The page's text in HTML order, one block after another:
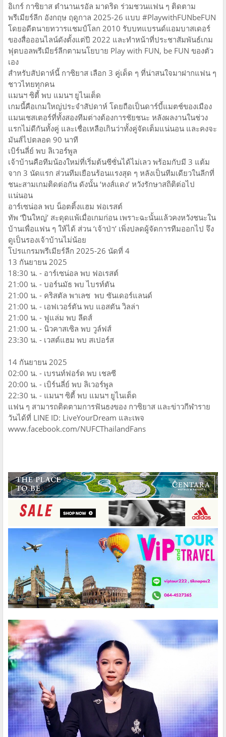
อิเกร์ กาซิยาส ตำนานเรอัล มาดริด ร่วมชวนแฟน ๆ ติดตาม
พรีเมียร์ลีก อังกฤษ ฤดูกาล 2025-26 แบบ #PlaywithFUNbeFUN
โดยอดีตนายทวารแชมป์โลก 2010 รับบทแบรนด์แอมบาสเดอร์
ของสื่อออนไลน์ดังตั้งแต่ปี 2022 และทำหน้าที่ประชาสัมพันธ์เกม
ฟุตบอลพรีเมียร์ลีกตามนโยบาย Play with FUN, be FUN ของตัว
เอง
สำหรับสัปดาห์นี้ กาซิยาส เลือก 3 คู่เด็ด ๆ ที่น่าสนใจมาฝากแฟน ๆ
ชาวไทยทุกคน
แมนฯ ซิตี้ พบ แมนฯ ยูไนเต็ด
เกมนี้คือเกมใหญ่ประจำสัปดาห์ โดยถือเป็นดาร์บี้แมตช์ของเมือง
แมนเชสเตอร์ที่ทั้งสองทีมต่างต้องการชัยชนะ หลังผลงานในช่วง
แรกไม่ดีกันทั้งคู่ และเชื่อเหลือเกินว่าทั้งคู่จัดเต็มแน่นอน และคงจะ
มันส์ไปตลอด 90 นาที
เบิร์นลี่ย์ พบ ลิเวอร์พูล
เจ้าบ้านคือทีมน้องใหม่ที่เริ่มต้นซีซั่นได้ไม่เลว พร้อมกับมี 3 แต้ม
จาก 3 นัดแรก ส่วนทีมเยือนร้อนแรงสุด ๆ หลังเป็นทีมเดียวในลีกที่
ชนะสามเกมติดต่อกัน ดังนั้น ‘หงส์แดง’ หวังรักษาสถิติต่อไป
แน่นอน
อาร์เซน่อล พบ น็อตติ้งแฮม ฟอเรสต์
ทัพ ‘ปืนใหญ่’ สะดุดแพ้เมื่อเกมก่อน เพราะฉะนั้นแล้วคงหวังชนะใน
บ้านเพื่อแฟน ๆ ให้ได้ ส่วน ‘เจ้าป่า’ เพิ่งปลดผู้จัดการทีมออกไป จึง
ดูเป็นรองเจ้าบ้านไม่น้อย
โปรแกรมพรีเมียร์ลีก 2025-26 นัดที่ 4
13 กันยายน 2025
18:30 น. - อาร์เซน่อล พบ ฟอเรสต์
21:00 น. - บอร์นมัธ พบ ไบรท์ตัน
21:00 น. - คริสตัล พาเลซ พบ ซันเดอร์แลนด์
21:00 น. - เอฟเวอร์ตัน พบ แอสตัน วิลล่า
21:00 น. - ฟูแล่ม พบ ลีดส์
21:00 น. - นิวคาสเซิล พบ วูล์ฟส์
23:30 น. - เวสต์แฮม พบ สเปอร์ส
14 กันยายน 2025
02:00 น. - เบรนท์ฟอร์ด พบ เชลซี
20:00 น. - เบิร์นลี่ย์ พบ ลิเวอร์พูล
22:30 น. - แมนฯ ซิตี้ พบ แมนฯ ยูไนเต็ด
แฟน ๆ สามารถติดตามการฟันธงของ กาซิยาส และข่าวกีฬาราย
วันได้ที่ LINE ID: LiveYourDream และเพจ
www.facebook.com/NUFCThailandFans